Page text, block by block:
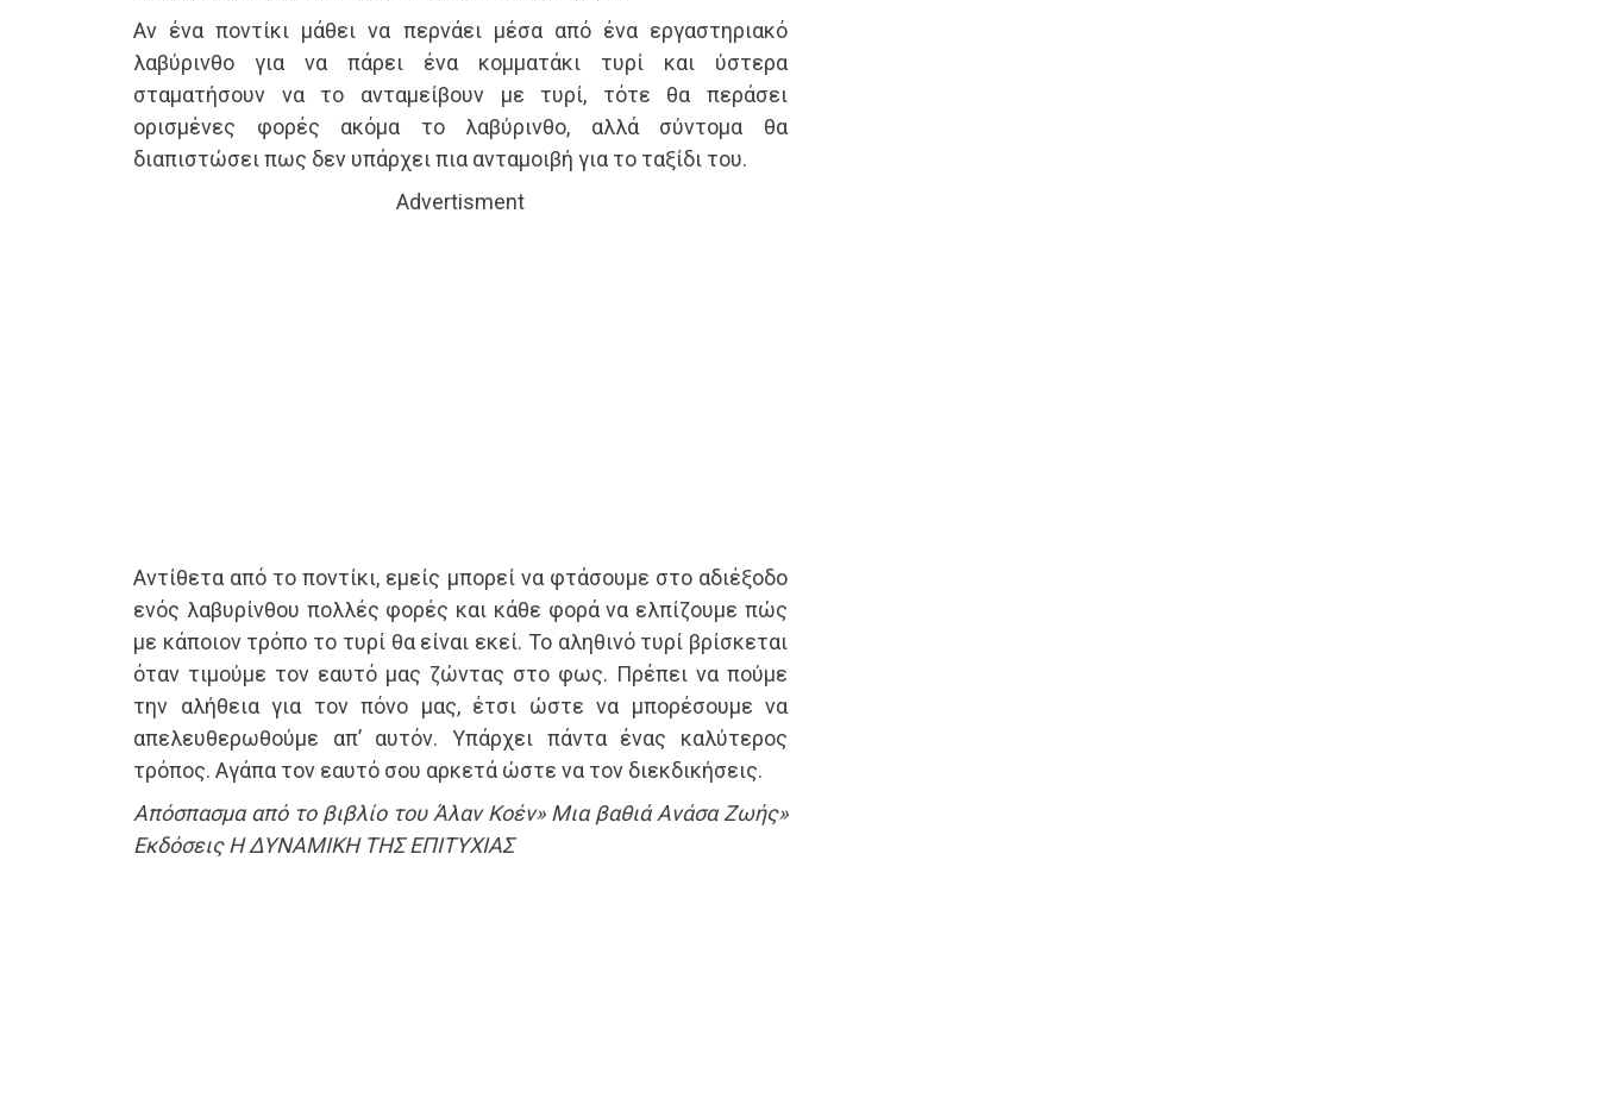
Αν ένα ποντίκι μάθει να περνάει μέσα από ένα εργαστηριακό
λαβύρινθο για να πάρει ένα κομματάκι τυρί και ύστερα
σταματήσουν να το ανταμείβουν με τυρί, τότε θα περάσει
ορισμένες φορές ακόμα το λαβύρινθο, αλλά σύντομα θα
διαπιστώσει πως δεν υπάρχει πια ανταμοιβή για το ταξίδι του.
Advertisment
Αντίθετα από το ποντίκι, εμείς μπορεί να φτάσουμε στο αδιέξοδο
ενός λαβυρίνθου πολλές φορές και κάθε φορά να ελπίζουμε πώς
με κάποιον τρόπο το τυρί θα είναι εκεί. Το αληθινό τυρί βρίσκεται
όταν τιμούμε τον εαυτό μας ζώντας στο φως. Πρέπει να πούμε
την αλήθεια για τον πόνο μας, έτσι ώστε να μπορέσουμε να
απελευθερωθούμε απ’ αυτόν. Υπάρχει πάντα ένας καλύτερος
τρόπος. Αγάπα τον εαυτό σου αρκετά ώστε να τον διεκδικήσεις.
Απόσπασμα από το βιβλίο του Άλαν Κοέν» Μια βαθιά Ανάσα Ζωής»
Εκδόσεις Η ΔΥΝΑΜΙΚΗ ΤΗΣ ΕΠΙΤΥΧΙΑΣ